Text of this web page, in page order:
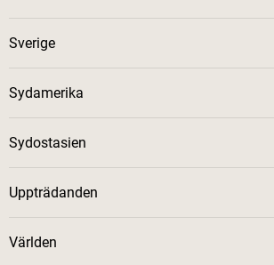
Sverige
Sydamerika
Sydostasien
Uppträdanden
Världen